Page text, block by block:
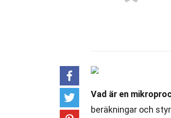
Vad är en
beräkningar och